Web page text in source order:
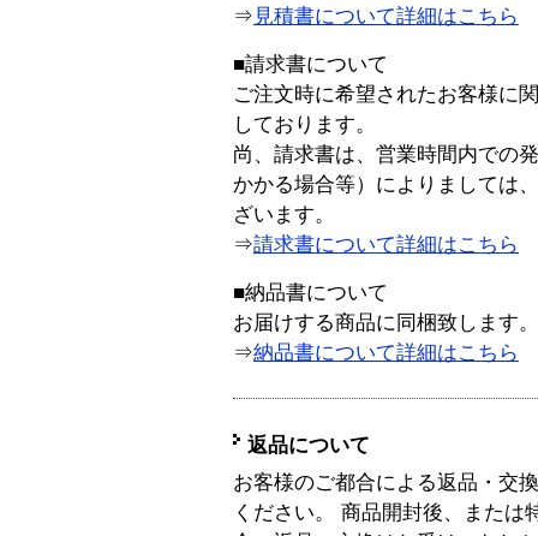
⇒ 見積書について詳細はこちら
■請求書について
ご注文時に希望されたお客様に
しております。
尚、請求書は、営業時間内での
かかる場合等）によりましては
ざいます。
⇒請求書について詳細はこちら
■納品書について
お届けする商品に同梱致します。
⇒納品書について詳細はこちら
返品について
お客様のご都合による返品・交
ください。 商品開封後、または